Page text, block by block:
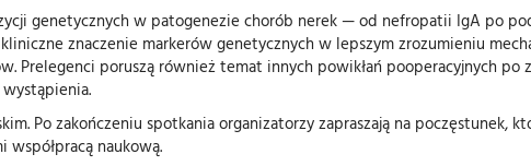
genetycznych w patogenezie chorób nerek — od nefropatii IgA po
znaczenie markerów genetycznych w lepszym zrozumieniu
Prelegenci poruszą również temat innych powikłań pooperacyjnych po
Po zakończeniu spotkania organizatorzy zapraszają na poczęstunek,
naukową.